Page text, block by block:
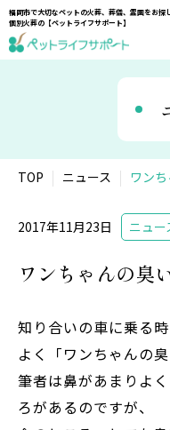
福岡市で大切なペットの火葬、葬儀、霊園をお探
個別火葬の【ペットライフサポート】
TOP ニュース ワン
2017年11月23日 ニュー
ワンちゃんの臭
知り合いの車に乗る時
よく「ワンちゃんの
筆者は鼻があまりよ
ろがあるのですが、